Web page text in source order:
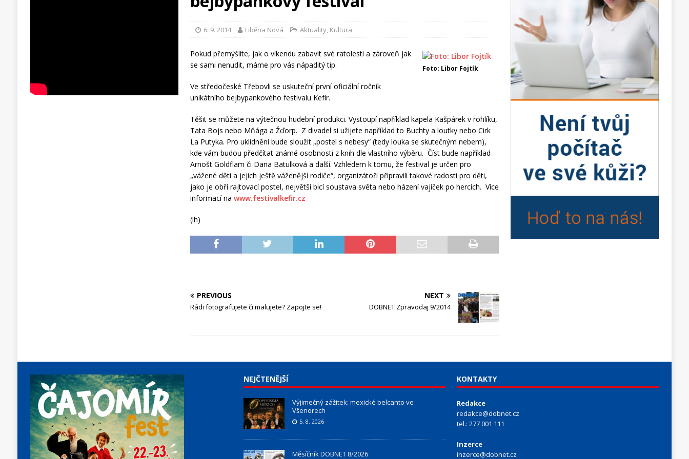
6. 9. 2014 Liběna Nová Aktuality, Kultura
Foto: Libor Fojtík
Pokud přemýšlíte, jak o víkendu zabavit své ratolesti a zároveň jak
se sami nenudit, máme pro vás nápaditý tip.
Ve středočeské Třebovli se uskuteční první oficiální ročník
unikátního bejbypankového festivalu Kefír.
Těšit se můžete na výtečnou hudební produkci. Vystoupí například kapela Kašpárek v rohlíku,
Tata Bojs nebo Mňága a Žďorp. Z divadel si užijete například to Buchty a loutky nebo Cirk
La Putyka. Pro uklidnění bude sloužit „postel s nebesy“ (tedy louka se skutečným nebem),
kde vám budou předčítat známé osobnosti z knih dle vlastního výběru. Číst bude například
Arnošt Goldflam či Dana Batulková a další. Vzhledem k tomu, že festival je určen pro
„vážené děti a jejich ještě váženější rodiče“, organizátoři připravili takové radosti pro děti,
jako je obří rajtovací postel, největší bicí soustava světa nebo házení vajíček po hercích. Více
informací nawww.festivalkefir.cz
(lh)
PREVIOUS
Rádi fotografujete či malujete? Zapojte se!
NEXT
DOBNET Zpravodaj 9/2014
NEJČTENĚJŠÍ
Výjimečný zážitek: mexické belcanto ve
Všenorech
5. 8. 2026
Měsíčník DOBNET 8/2026
KONTAKTY
Redakce
redakce@dobnet.cz
tel.: 277 001 111
Inzerce
inzerce@dobnet.cz